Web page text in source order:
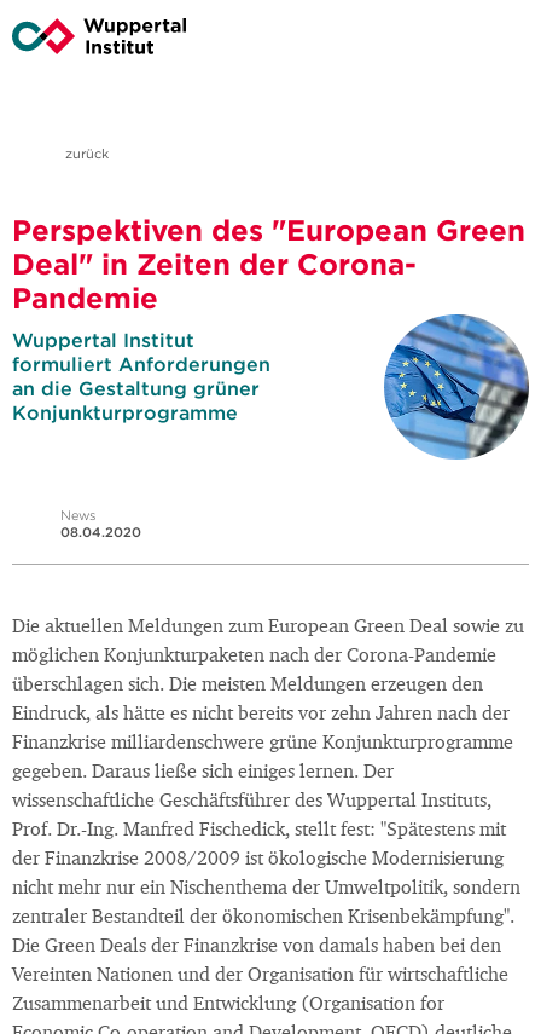
zurück
Perspektiven des "European Green
Deal" in Zeiten der Corona-
Pandemie
Wuppertal Institut
formuliert Anforderungen
an die Gestaltung grüner
Konjunkturprogramme
News
08.04.2020
Die aktuellen Meldungen zum European Green Deal sowie zu
möglichen Konjunkturpaketen nach der Corona-Pandemie
überschlagen sich. Die meisten Meldungen erzeugen den
Eindruck, als hätte es nicht bereits vor zehn Jahren nach der
Finanzkrise milliardenschwere grüne Konjunkturprogramme
gegeben. Daraus ließe sich einiges lernen. Der
wissenschaftliche Geschäftsführer des Wuppertal Instituts,
Prof. Dr.-Ing. Manfred Fischedick, stellt fest: "Spätestens mit
der Finanzkrise 2008/2009 ist ökologische Modernisierung
nicht mehr nur ein Nischenthema der Umweltpolitik, sondern
zentraler Bestandteil der ökonomischen Krisenbekämpfung".
Die Green Deals der Finanzkrise von damals haben bei den
Vereinten Nationen und der Organisation für wirtschaftliche
Zusammenarbeit und Entwicklung (Organisation for